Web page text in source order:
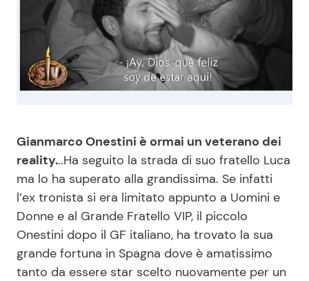
Casa
Moda e Style
News benessere
Salute
Viaggi e Turismo
Festività
Consigli di Cucina
Dolci
Primi Piatti
Ricette Facili e Veloci
Ricette Feste
Ricette per Bambini
Gianmarco Onestini è ormai un veterano dei
reality...Ha seguito la strada di suo fratello Luca
ma lo ha superato alla grandissima. Se infatti
l’ex tronista si era limitato appunto a Uomini e
Donne e al Grande Fratello VIP, il piccolo
Onestini dopo il GF italiano, ha trovato la sua
grande fortuna in Spagna dove è amatissimo
tanto da essere star scelto nuovamente per un